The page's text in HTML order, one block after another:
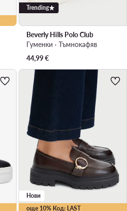
Trending
Beverly Hills Polo Club
Гуменки · Тъмнокафяв
44,99€
още 10% Код: LAST
Нови